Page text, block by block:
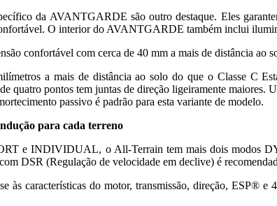
da AVANTGARDE são outro destaque. Eles
O interior do AVANTGARDE também inclui
confortável com cerca de 40 mm a mais de distância ao
a mais de distância ao solo do que o Classe C
quatro pontos tem juntas de direção ligeiramente
passivo é padrão para esta variante de modelo.
para cada terreno
e INDIVIDUAL, o All-Terrain tem mais dois modos
DSR (Regulação de velocidade em declive) é
características do motor, transmissão, direção, ESP®